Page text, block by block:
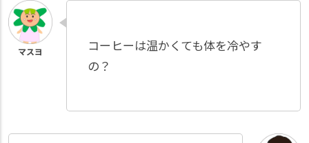
コーヒーは温かくても体を冷やす
の？